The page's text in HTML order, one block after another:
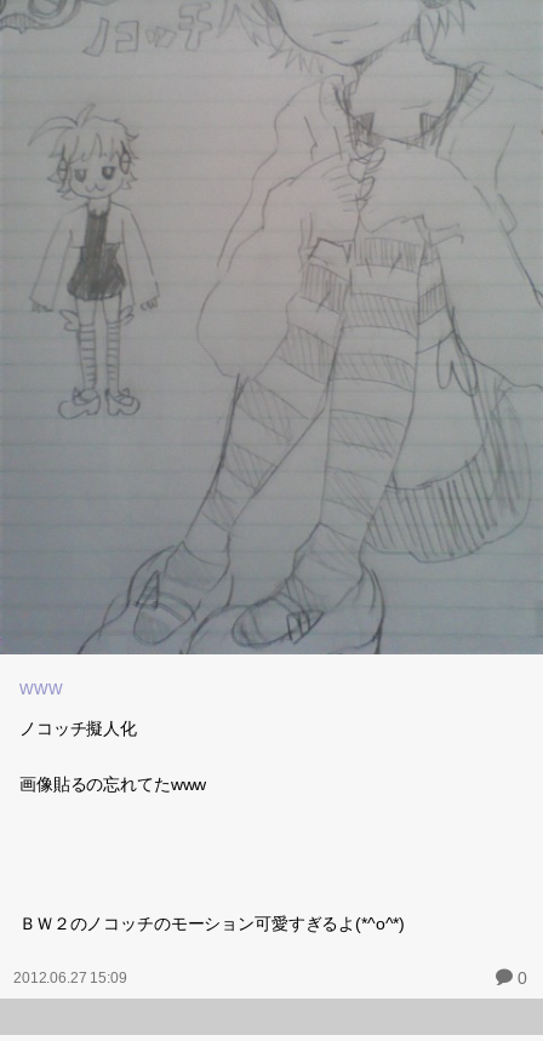
www
ノコッチ擬人化
画像貼るの忘れてたwww
ＢＷ２のノコッチのモーション可愛すぎるよ(*^o^*)
2012.06.27 15:09 0